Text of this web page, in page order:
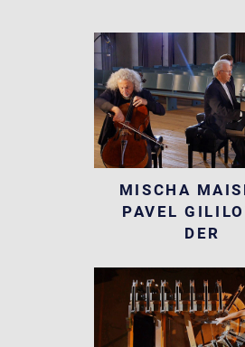
MISCHA
PAVEL
DER